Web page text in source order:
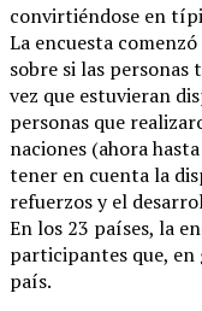
convirtiéndose en
La encuesta
sobre si las
vez que estuvieran
personas que
naciones (ahora
tener en cuenta la
refuerzos y el
En los 23 países, la
participantes que,
país.